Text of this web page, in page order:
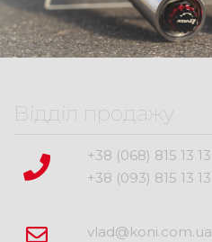
Відділ продажу
+38 (068) 815 13 13
+38 (093) 815 13 13
vlad@koni.com.ua